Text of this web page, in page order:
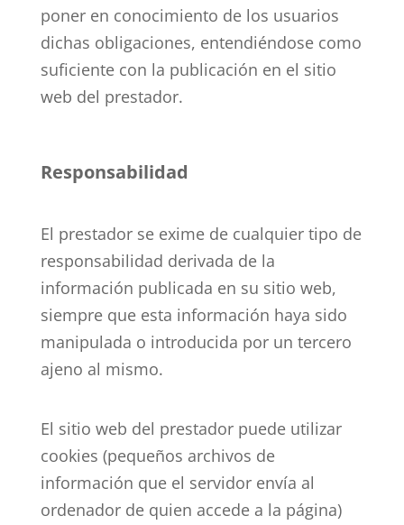
poner en conocimiento de los usuarios
dichas obligaciones, entendiéndose como
suficiente con la publicación en el sitio
web del prestador.
Responsabilidad
El prestador se exime de cualquier tipo de
responsabilidad derivada de la
información publicada en su sitio web,
siempre que esta información haya sido
manipulada o introducida por un tercero
ajeno al mismo.
El sitio web del prestador puede utilizar
cookies (pequeños archivos de
información que el servidor envía al
ordenador de quien accede a la página)